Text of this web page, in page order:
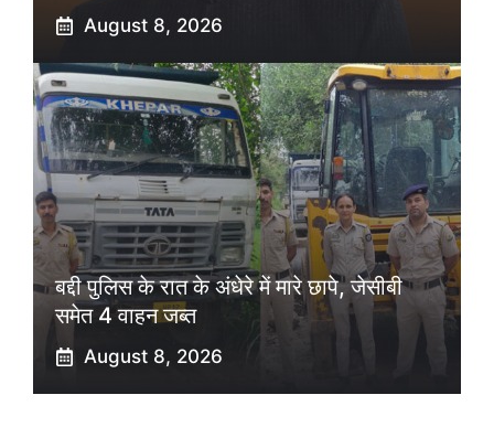
August 8, 2026
बद्दी पुलिस के रात के अंधेरे में मारे छापे, जेसीबी
समेत 4 वाहन जब्त
August 8, 2026